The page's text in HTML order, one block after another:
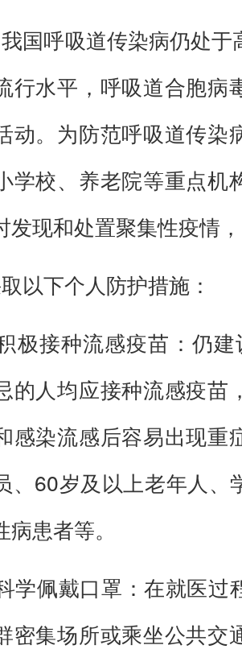
国呼吸道传染病仍处
行水平，呼吸道合胞病
动。为防范呼吸道传染
学校、养老院等重点机
发现和处置聚集性疫情
以下个人防护措施：
积极接种流感疫苗：仍
的人均应接种流感疫苗
感染流感后容易出现重
、60岁及以上老年人、
患者等。
学佩戴口罩：在就医
密集场所或乘坐公共交